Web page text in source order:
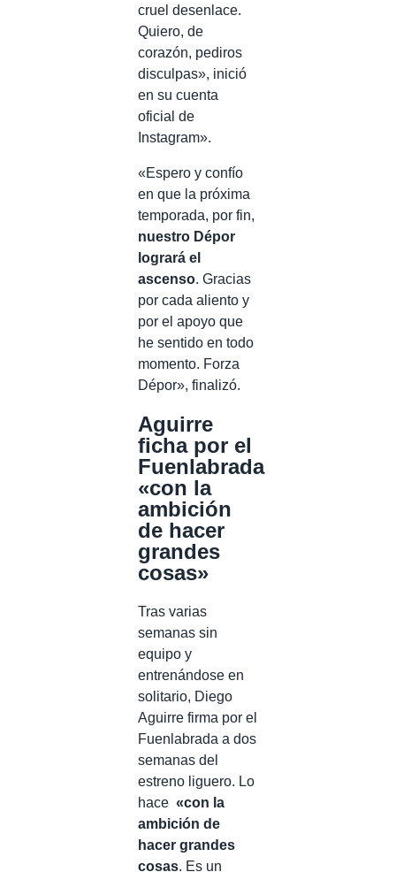
cruel desenlace.
Quiero, de
corazón, pediros
disculpas», inició
en su cuenta
oficial de
Instagram».
«Espero y confío
en que la próxima
temporada, por fin,
nuestro Dépor
logrará el
ascenso. Gracias
por cada aliento y
por el apoyo que
he sentido en todo
momento. Forza
Dépor», finalizó.
Aguirre
ficha por el
Fuenlabrada
«con la
ambición
de hacer
grandes
cosas»
Tras varias
semanas sin
equipo y
entrenándose en
solitario, Diego
Aguirre firma por el
Fuenlabrada a dos
semanas del
estreno liguero. Lo
hace «con la
ambición de
hacer grandes
cosas. Es un